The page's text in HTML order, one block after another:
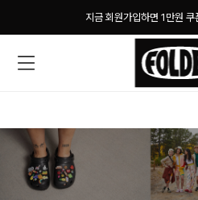
지금 회원가입하면 1만원